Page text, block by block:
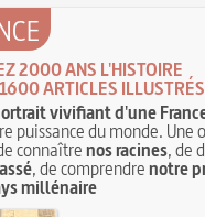
2000 ANS L'HISTOIRE
ARTICLES ILLUSTRÉS
vivifiant d'une
puissance du monde. Une
connaîtrenos racines, de
, de comprendrenotre
millénaire